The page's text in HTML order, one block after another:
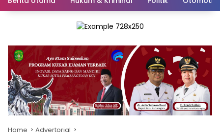
Home Advertorial